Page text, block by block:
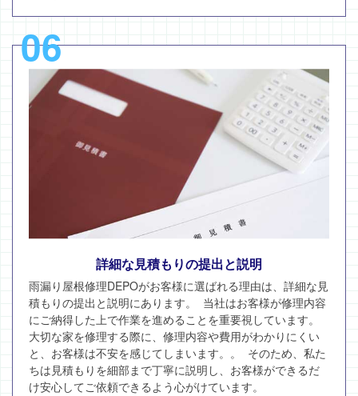
06
詳細な見積もりの提出と説明
雨漏り屋根修理DEPOがお客様に選ばれる理由は、詳細な見
積もりの提出と説明にあります。 当社はお客様が修理内容
にご納得した上で作業を進めることを重要視しています。
大切な家を修理する際に、修理内容や費用がわかりにくい
と、お客様は不安を感じてしまいます。。 そのため、私た
ちは見積もりを細部まで丁寧に説明し、お客様ができるだ
け安心してご依頼できるよう心がけています。